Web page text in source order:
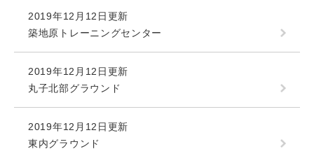
2019年12月12日更新
築地原トレーニングセンター
2019年12月12日更新
丸子北部グラウンド
2019年12月12日更新
東内グラウンド